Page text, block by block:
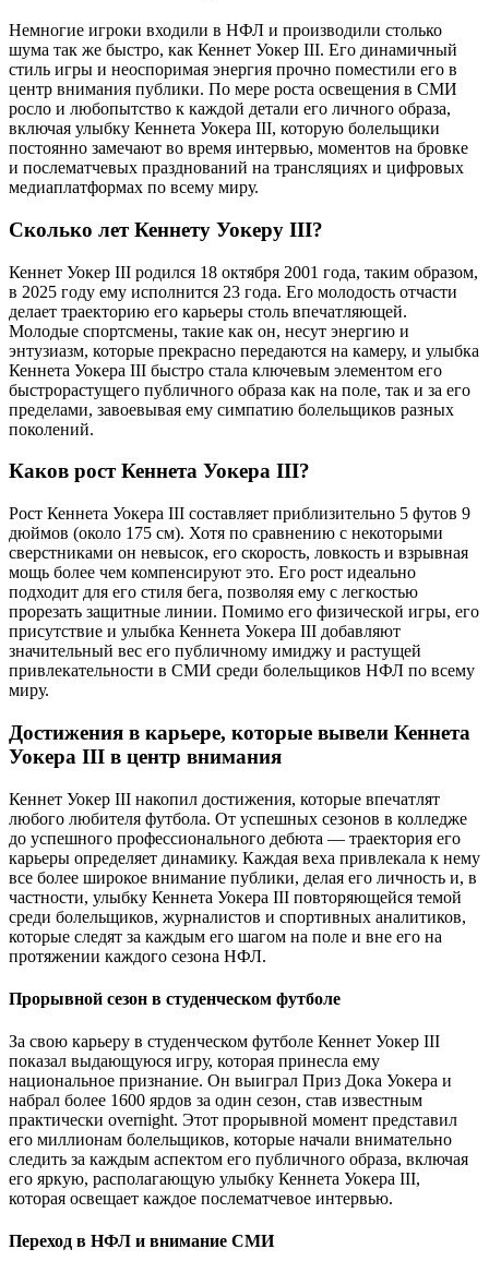
Немногие игроки входили в НФЛ и производили столько
шума так же быстро, как Кеннет Уокер III. Его динамичный
стиль игры и неоспоримая энергия прочно поместили его в
центр внимания публики. По мере роста освещения в СМИ
росло и любопытство к каждой детали его личного образа,
включая улыбку Кеннета Уокера III, которую болельщики
постоянно замечают во время интервью, моментов на бровке
и послематчевых празднований на трансляциях и цифровых
медиаплатформах по всему миру.
Сколько лет Кеннету Уокеру III?
Кеннет Уокер III родился 18 октября 2001 года, таким образом,
в 2025 году ему исполнится 23 года. Его молодость отчасти
делает траекторию его карьеры столь впечатляющей.
Молодые спортсмены, такие как он, несут энергию и
энтузиазм, которые прекрасно передаются на камеру, и улыбка
Кеннета Уокера III быстро стала ключевым элементом его
быстрорастущего публичного образа как на поле, так и за его
пределами, завоевывая ему симпатию болельщиков разных
поколений.
Каков рост Кеннета Уокера III?
Рост Кеннета Уокера III составляет приблизительно 5 футов 9
дюймов (около 175 см). Хотя по сравнению с некоторыми
сверстниками он невысок, его скорость, ловкость и взрывная
мощь более чем компенсируют это. Его рост идеально
подходит для его стиля бега, позволяя ему с легкостью
прорезать защитные линии. Помимо его физической игры, его
присутствие и улыбка Кеннета Уокера III добавляют
значительный вес его публичному имиджу и растущей
привлекательности в СМИ среди болельщиков НФЛ по всему
миру.
Достижения в карьере, которые вывели Кеннета
Уокера III в центр внимания
Кеннет Уокер III накопил достижения, которые впечатлят
любого любителя футбола. От успешных сезонов в колледже
до успешного профессионального дебюта — траектория его
карьеры определяет динамику. Каждая веха привлекала к нему
все более широкое внимание публики, делая его личность и, в
частности, улыбку Кеннета Уокера III повторяющейся темой
среди болельщиков, журналистов и спортивных аналитиков,
которые следят за каждым его шагом на поле и вне его на
протяжении каждого сезона НФЛ.
Прорывной сезон в студенческом футболе
За свою карьеру в студенческом футболе Кеннет Уокер III
показал выдающуюся игру, которая принесла ему
национальное признание. Он выиграл Приз Дока Уокера и
набрал более 1600 ярдов за один сезон, став известным
практически overnight. Этот прорывной момент представил
его миллионам болельщиков, которые начали внимательно
следить за каждым аспектом его публичного образа, включая
его яркую, располагающую улыбку Кеннета Уокера III,
которая освещает каждое послематчевое интервью.
Переход в НФЛ и внимание СМИ